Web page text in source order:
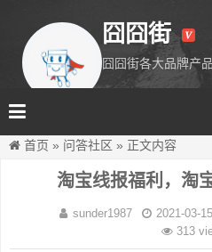
囧囧街
囧囧街各大品牌产
首页 » 问答社区 » 正文内容
淘宝线报福利，淘
sunder1987 2021-03-
313